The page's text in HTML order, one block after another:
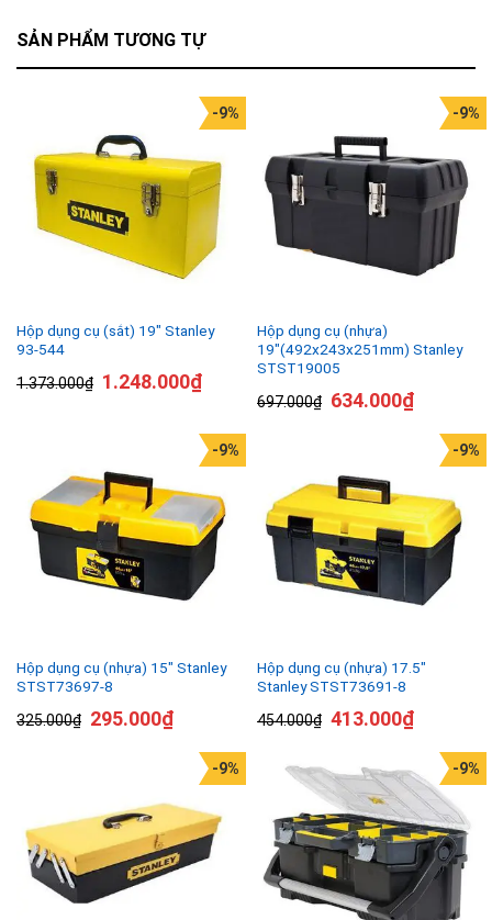
SẢN PHẨM TƯƠNG TỰ
Hộp dụng cụ (sắt) 19″ Stanley
93-544
1.373.000₫
-9%
1.248.000₫
Hộp dụng cụ (nhựa)
19″(492x243x251mm) Stanley
STST19005
697.000₫
-9%
634.000₫
Hộp dụng cụ (nhựa) 15″ Stanley
STST73697-8
325.000₫
-9%
295.000₫
Hộp dụng cụ (nhựa) 17.5″
Stanley STST73691-8
454.000₫
-9%
413.000₫
-9% -9%